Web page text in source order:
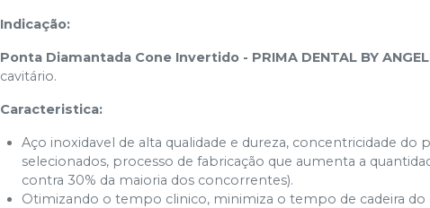
Cód.21464
N° 1153
N° 1043 (com colar)
Cód.21451
Ver info
de:
R$
Indicação:
Ponta Diamantada Cone Invertido - PRIMA DENTAL BY
cavitário.
Caracteristica:
Aço inoxidavel de alta qualidade e dureza, concentricidade
selecionados, processo de fabricação que aumenta a
contra 30% da maioria dos concorrentes).
Otimizando o tempo clinico, minimiza o tempo de cadeira